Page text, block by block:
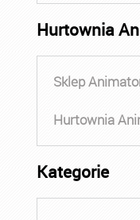
Hurtownia
Sklep
Hurtownia
Kategorie